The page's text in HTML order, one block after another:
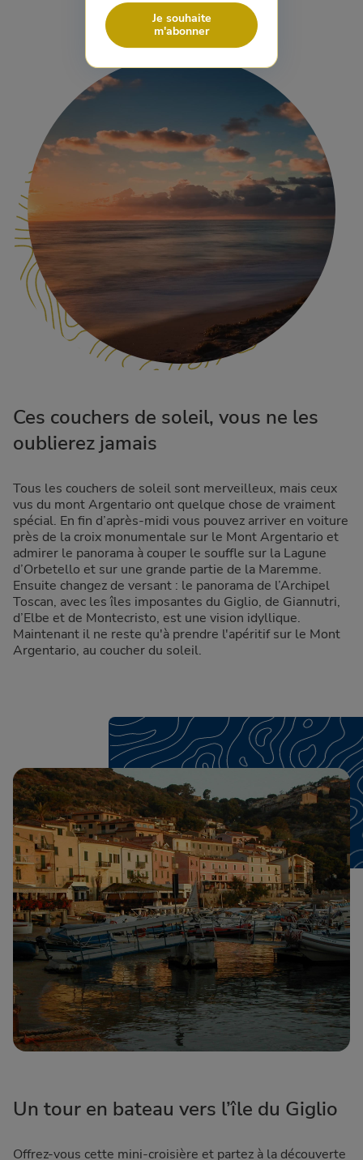
Ces couchers de soleil, vous ne les
oublierez jamais
Tous les couchers de soleil sont merveilleux, mais ceux
vus du mont Argentario ont quelque chose de vraiment
spécial. En fin d’après-midi vous pouvez arriver en voiture
près de la croix monumentale sur le Mont Argentario et
admirer le panorama à couper le souffle sur la Lagune
d’Orbetello et sur une grande partie de la Maremme.
Ensuite changez de versant : le panorama de l’Archipel
Toscan, avec les îles imposantes du Giglio, de Giannutri,
d’Elbe et de Montecristo, est une vision idyllique.
Maintenant il ne reste qu'à prendre l'apéritif sur le Mont
Argentario, au coucher du soleil.
Un tour en bateau vers l’île du Giglio
Offrez-vous cette mini-croisière et partez à la découverte
Je souhaite
m'abonner